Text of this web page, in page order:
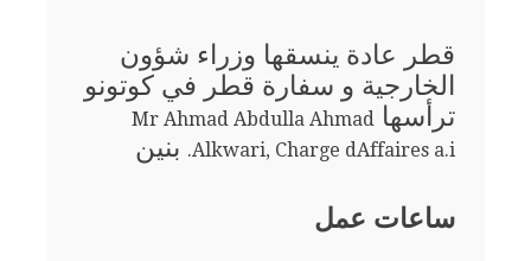
قطر عادة ينسقها وزراء شؤون
الخارجية و سفارة قطر في كوتونو
ترأسها Mr Ahmad Abdulla Ahmad
Alkwari, Charge dAffaires a.i. بنين
ساعات عمل